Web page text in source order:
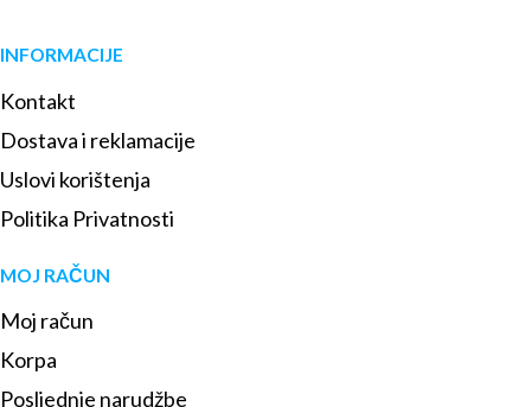
INFORMACIJE
Kontakt
Dostava i reklamacije
Uslovi korištenja
Politika Privatnosti
MOJ RAČUN
Moj račun
Korpa
Posljednje narudžbe